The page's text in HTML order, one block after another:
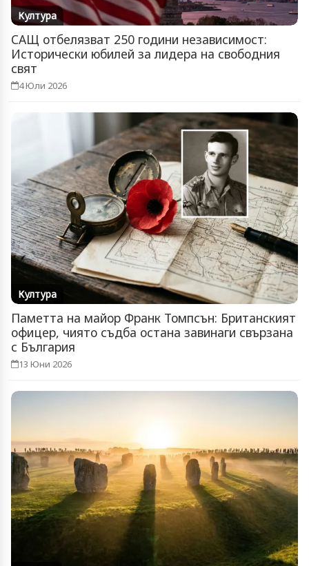
Култура
САЩ отбелязват 250 години независимост:
Исторически юбилей за лидера на свободния
свят
4 Юли 2026
Култура
Паметта на майор Франк Томпсън: Британският
офицер, чиято съдба остана завинаги свързана
с България
13 Юни 2026